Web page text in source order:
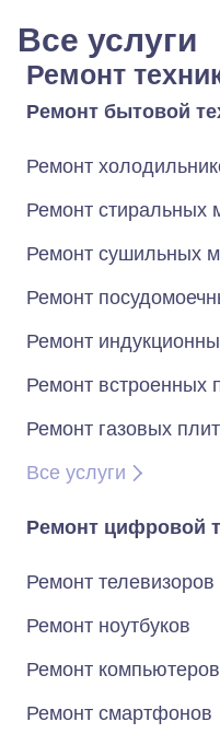
Все услуги
Ремонт
Ремонт бытовой
Ремонт
Ремонт стиральных
Ремонт сушильных
Ремонт
Ремонт
Ремонт встроенных
Ремонт газовых плит
Все услуги
Ремонт цифровой
Ремонт телевизоров
Ремонт ноутбуков
Ремонт компьютеров
Ремонт смартфонов